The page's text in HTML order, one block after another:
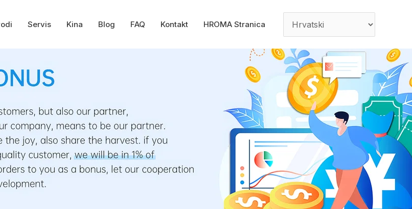
Servis Kina Blog FAQ Kontakt HROMA Stranica